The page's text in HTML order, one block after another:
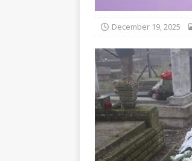
December 19, 2025